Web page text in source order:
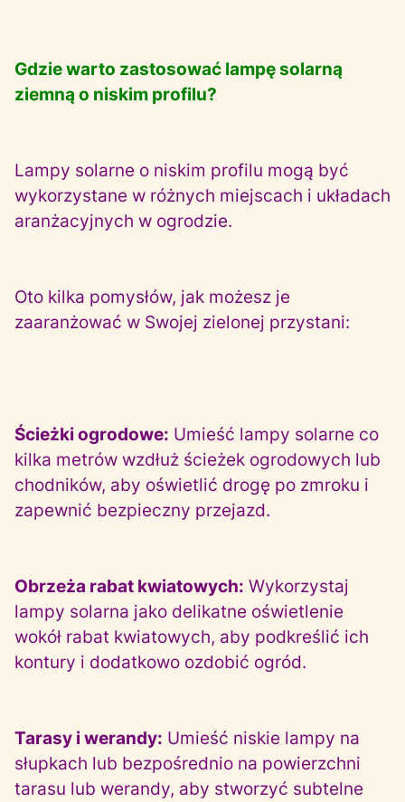
Gdzie warto zastosować lampę solarną
ziemną o niskim profilu?
Lampy solarne o niskim profilu mogą być
wykorzystane w różnych miejscach i układach
aranżacyjnych w ogrodzie.
Oto kilka pomysłów, jak możesz je
zaaranżować w Swojej zielonej przystani:
Ścieżki ogrodowe: Umieść lampy solarne co
kilka metrów wzdłuż ścieżek ogrodowych lub
chodników, aby oświetlić drogę po zmroku i
zapewnić bezpieczny przejazd.
Obrzeża rabat kwiatowych: Wykorzystaj
lampy solarna jako delikatne oświetlenie
wokół rabat kwiatowych, aby podkreślić ich
kontury i dodatkowo ozdobić ogród.
Tarasy i werandy: Umieść niskie lampy na
słupkach lub bezpośrednio na powierzchni
tarasu lub werandy, aby stworzyć subtelne